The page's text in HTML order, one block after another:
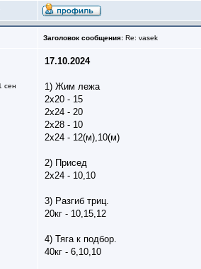
Заголовок сообщения: Re: vasek
сен
17.10.2024
1) Жим лежа
2х20 - 15
2х24 - 20
2х28 - 10
2х24 - 12(м),10(м)
2) Присед
2х24 - 10,10
3) Разгиб триц.
20кг - 10,15,12
4) Тяга к подбор.
40кг - 6,10,10